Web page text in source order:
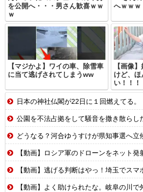
を公開へ・・・男さん歓喜ｗｗ
ｗ
へｗｗｗ
【マジかよ】ワイの車、除雪車
に当て逃げされてしまうww
【画像
けど、ほ
い！！！
日本の神社仏閣が22日に１回燃えてる。
公園を不法占拠をして騒音を撒き散らした反対派
どうなる？河合ゆうすけが県知事選へ立
【動画】ロシア軍のドローンをネット発射装置
【動画】逃げる判断はやっ！埼玉でスマホ運転のプリ
【動画】よく助けられたな。岐阜の川で外国